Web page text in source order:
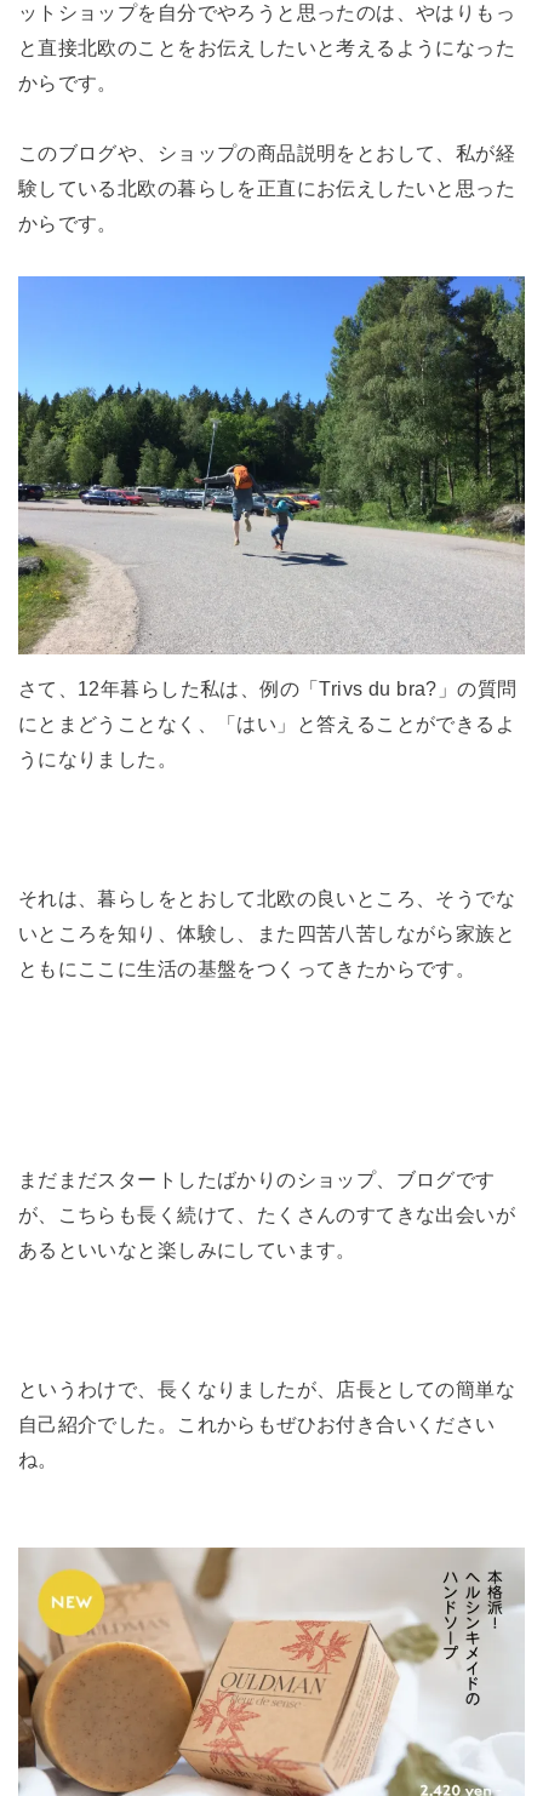
ットショップを自分でやろうと思ったのは、やはりもっ
と直接北欧のことをお伝えしたいと考えるようになった
からです。
このブログや、ショップの商品説明をとおして、私が経
験している北欧の暮らしを正直にお伝えしたいと思った
からです。
さて、12年暮らした私は、例の「Trivs du bra?」の質問
にとまどうことなく、「はい」と答えることができるよ
うになりました。
それは、暮らしをとおして北欧の良いところ、そうでな
いところを知り、体験し、また四苦八苦しながら家族と
ともにここに生活の基盤をつくってきたからです。
まだまだスタートしたばかりのショップ、ブログです
が、こちらも長く続けて、たくさんのすてきな出会いが
あるといいなと楽しみにしています。
というわけで、長くなりましたが、店長としての簡単な
自己紹介でした。これからもぜひお付き合いください
ね。